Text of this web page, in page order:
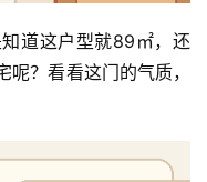
道这户型就89㎡，还
？看看这门的气质，